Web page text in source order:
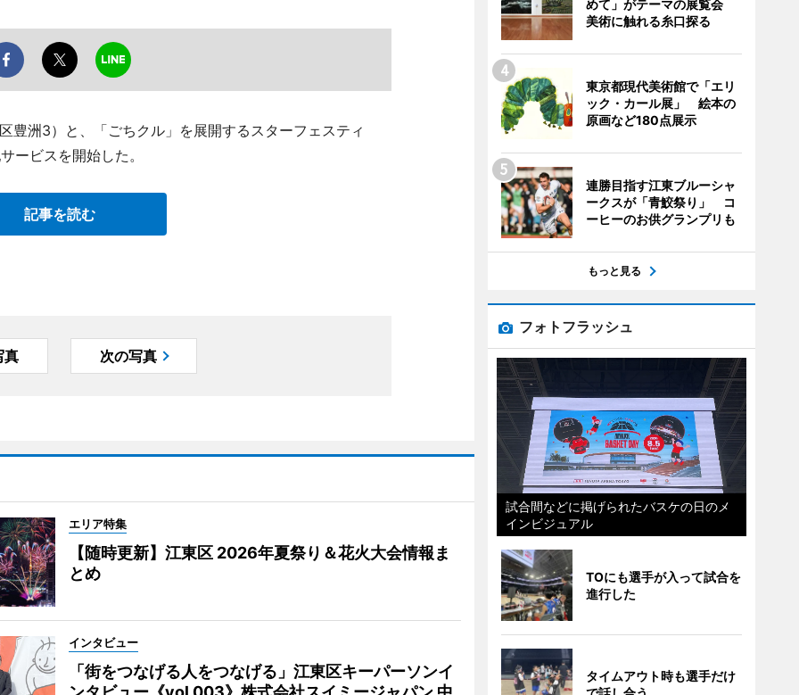
豊洲3）と、「ごちクル」を展開するスターフェスティ
ービスを開始した。
記事を読む
真 次の写真
エリア特集
【随時更新】江東区 2026年夏祭り＆花火大会情報ま
とめ
インタビュー
「街をつなげる人をつなげる」江東区キーパーソンイ
めて」がテーマの展覧会
美術に触れる糸口探る
東京都現代美術館で「エリ
ック・カール展」 絵本の
原画など180点展示
連勝目指す江東ブルーシャ
ークスが「青鮫祭り」 コ
ーヒーのお供グランプリも
もっと見る
フォトフラッシュ
試合間などに掲げられたバスケの日のメ
インビジュアル
TOにも選手が入って試合を
進行した
タイムアウト時も選手だけ